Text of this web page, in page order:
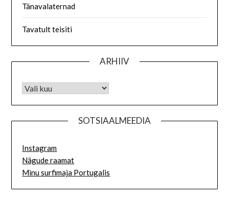
Tänavalaternad
Tavatult teisiti
ARHIIV
SOTSIAALMEEDIA
Instagram
Nägude raamat
Minu surfimaja Portugalis